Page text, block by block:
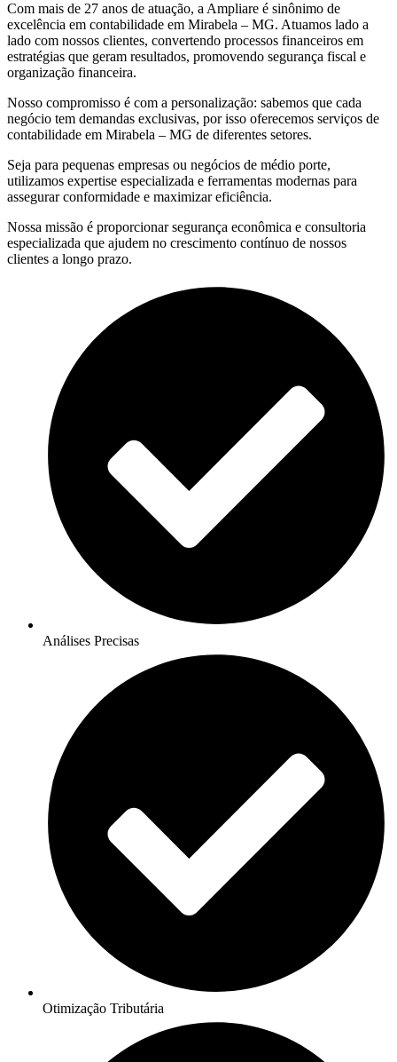
Com mais de 27 anos de atuação, a Ampliare é sinônimo de
excelência em contabilidade em Mirabela – MG. Atuamos lado a
lado com nossos clientes, convertendo processos financeiros em
estratégias que geram resultados, promovendo segurança fiscal e
organização financeira.
Nosso compromisso é com a personalização: sabemos que cada
negócio tem demandas exclusivas, por isso oferecemos serviços de
contabilidade em Mirabela – MG de diferentes setores.
Seja para pequenas empresas ou negócios de médio porte,
utilizamos expertise especializada e ferramentas modernas para
assegurar conformidade e maximizar eficiência.
Nossa missão é proporcionar segurança econômica e consultoria
especializada que ajudem no crescimento contínuo de nossos
clientes a longo prazo.
Análises Precisas
Otimização Tributária